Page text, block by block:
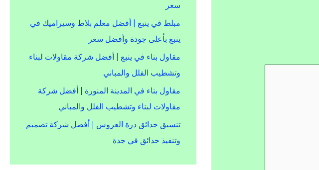
سعر
مبلط في ينبع | أفضل معلم بلاط وسيراميك في
ينبع بأعلى جودة وأفضل سعر
مقاول بناء في ينبع | أفضل شركة مقاولات لبناء
وتشطيب الفلل والمباني
مقاول بناء في المدينة المنورة | أفضل شركة
مقاولات لبناء وتشطيب الفلل والمباني
تنسيق حدائق درة العروس | أفضل شركة تصميم
وتنفيذ حدائق في جدة